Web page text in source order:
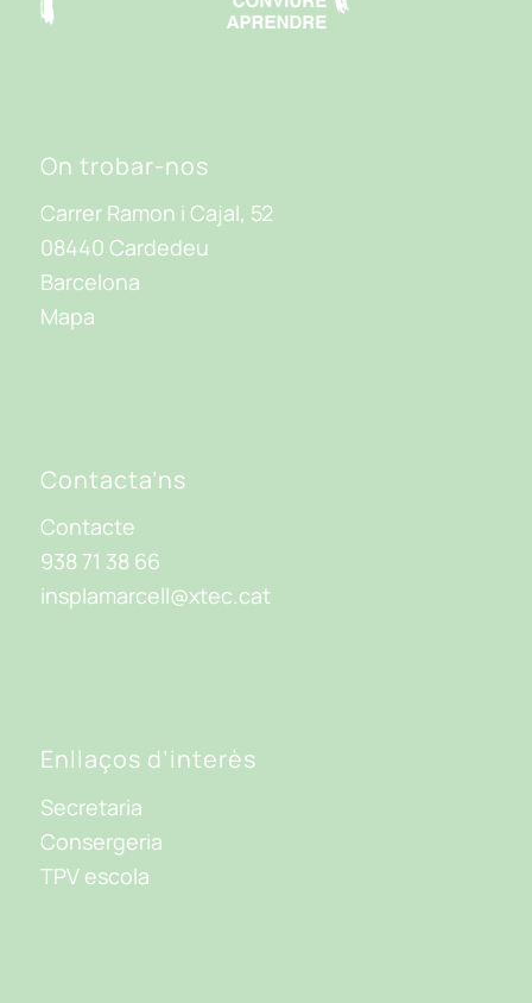
On trobar-nos
Carrer Ramon i Cajal, 52
08440 Cardedeu
Barcelona
Mapa
Contacta’ns
Contacte
938 71 38 66
insplamarcell@xtec.cat
Enllaços d’interès
Secretaria
Consergeria
TPV escola